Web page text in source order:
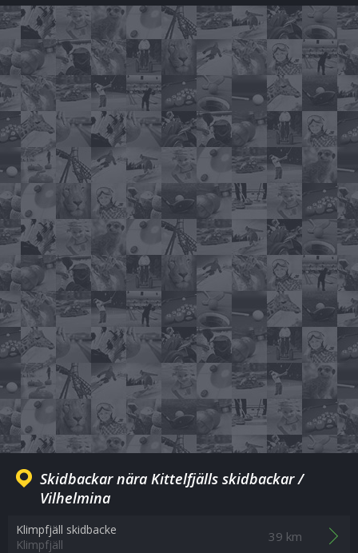
Skidbackar nära Kittelfjälls skidbackar /
Vilhelmina
Klimpfjäll skidbacke
Klimpfjäll
39 km